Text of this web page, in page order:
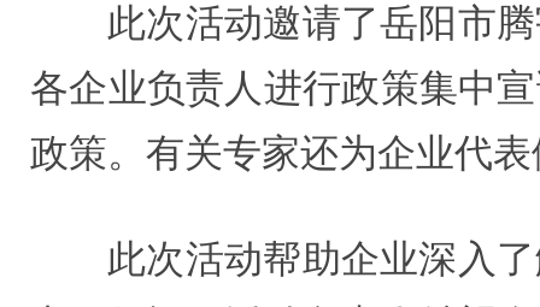
此次活动邀请了岳阳市
各企业负责人进行政策集中
政策。有关专家还为企业代
此次活动帮助企业深入